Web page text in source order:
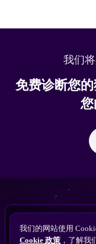
我们
免费诊断您
版权所有 © 2010 ~
备
我们的网站使用
Cookie 政策 ，了解我
搜